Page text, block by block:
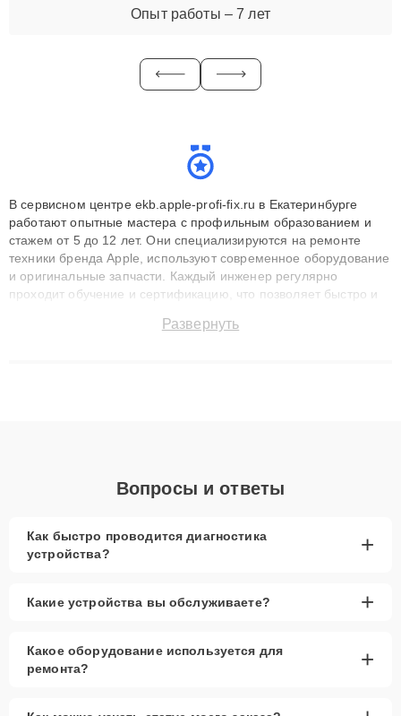
Опыт работы – 7 лет
В сервисном центре ekb.apple-profi-fix.ru в Екатеринбурге
работают опытные мастера с профильным образованием и
стажем от 5 до 12 лет. Они специализируются на ремонте
техники бренда Apple, используют современное оборудование
и оригинальные запчасти. Каждый инженер регулярно
проходит обучение и сертификацию, что позволяет быстро и
сохранением гарантии до 3 лет. Наши мастера решают
Развернуть
Вопросы и ответы
Как быстро проводится диагностика
устройства?
+
Какие устройства вы обслуживаете? +
Какое оборудование используется для
ремонта?
+